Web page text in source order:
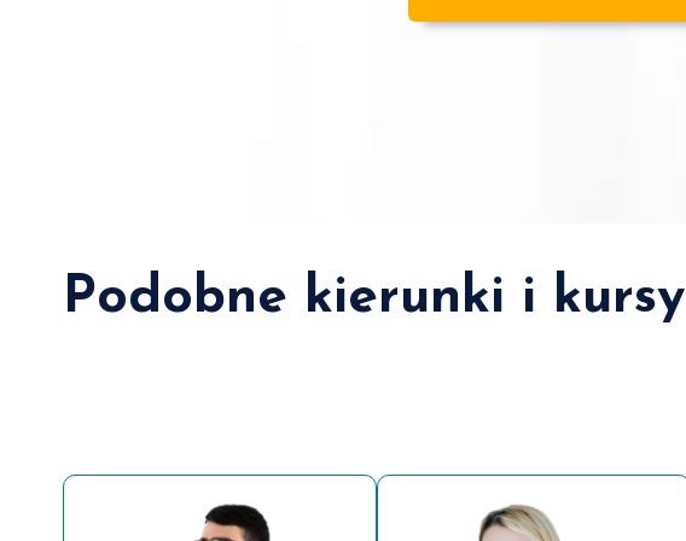
Podobne kierunki i kursy